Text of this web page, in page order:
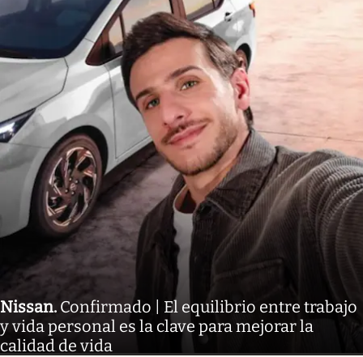
Nissan. Confirmado | El equilibrio entre trabajo
y vida personal es la clave para mejorar la
calidad de vida